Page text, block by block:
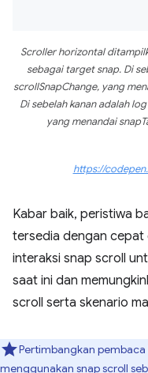
Scroller horizontal
sebagai target snap. Di
scrollSnapChange, yang
Di sebelah kanan adalah
yang menandai
https://
Kabar baik, peristiwa
tersedia dengan cepat
interaksi snap scroll
saat ini dan
scroll serta skenario
Pertimbangkan
menggunakan snap scroll